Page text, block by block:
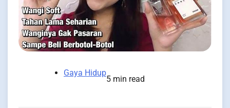
Gaya Hidup
5 min read